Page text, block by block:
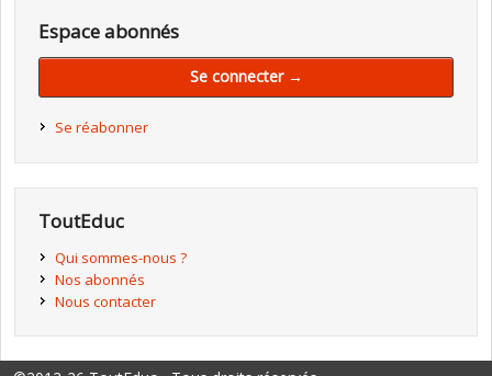
Espace abonnés
Se connecter →
Se réabonner
ToutEduc
Qui sommes-nous ?
Nos abonnés
Nous contacter